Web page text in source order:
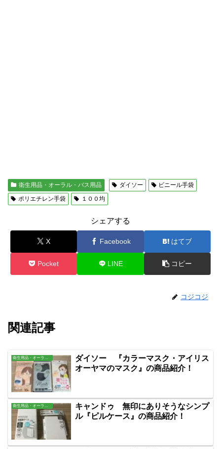
衛生用品・オーラル・バス用品 ダイソー
ビニール手袋
ポリエチレン手袋
１００均
シェアする
X Facebook はてブ
Pocket LINE コピー
コジコジ
関連記事
衛生用品・オーラル・バス用品
ダイソー 『カラーマスク・アイリス
オーヤマのマスク』の商品紹介！
衛生用品・オーラル・バス用品
キャンドゥ 無印にありそうなシンプ
ル『ピルケース』の商品紹介！